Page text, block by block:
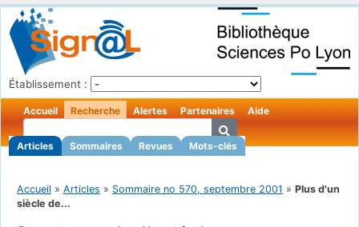
Établissement :
Accueil Recherche
Articles Sommaires Revues Mots-clés
Alertes Partenaires Aide
Accueil » Articles » Sommaire no 570, septembre 2001 » Plus d'un
siècle de...